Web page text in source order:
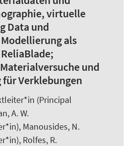
virtuelle
Data und
als
und
Verklebungen
(Principal
A. W.
Manousides, N.
Rolfes, R.